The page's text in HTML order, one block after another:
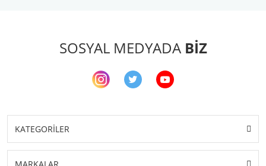
SOSYAL MEDYADA BİZ
KATEGORİLER